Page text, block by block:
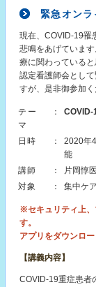
緊急オン
現在、COVID-19罹
悲鳴をあげていま
療に関わっている
認定看護師会とし
すが、是非御参加く
テー
マ
： COVID-
日時 ：
2020年
能
講師
：
片岡惇
対象
： 集中ケ
※セキュリティ上、
す。
アプリをダウンロ
【講義内容】
COVID-19重症患者